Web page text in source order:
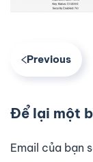
Previous
Để lại một
Email của bạn